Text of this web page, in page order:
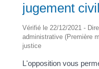
jugement civil
Vérifié le 22/12/2021 -
administrative (Première
justice
L'opposition vous